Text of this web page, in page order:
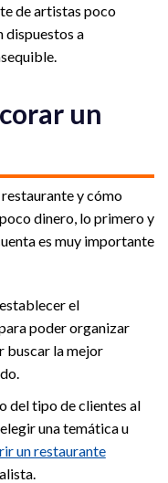
de artistas poco
dispuestos a
un
y cómo
dinero, lo primero y
es muy importante
el
poder organizar
buscar la mejor
del tipo de clientes al
una temática u
un restaurante